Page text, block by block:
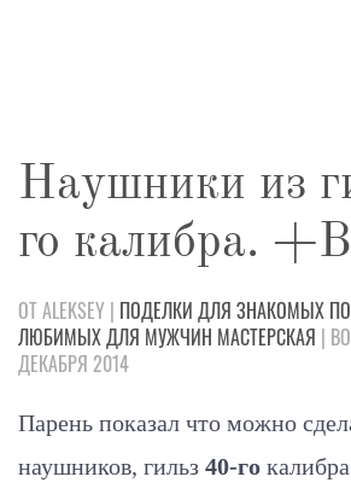
Наушники из
го калибра.
ОТ ALEKSEY | ПОДЕЛКИ ДЛЯ ЗНАКОМЫХ
ЛЮБИМЫХДЛЯ МУЖЧИН МАСТЕРСКАЯ |
ДЕКАБРЯ 2014
Парень показал что можно
наушников, гильз 40-го